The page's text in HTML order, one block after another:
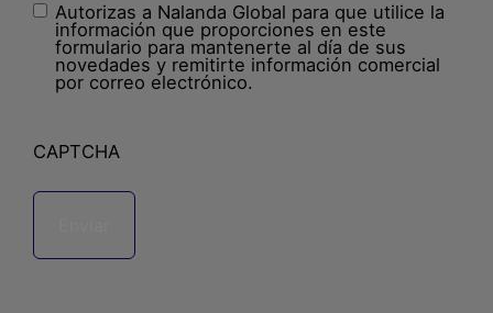
Sin
nombre(Obligatorio)
Autorizas a Nalanda Global para que utilice la
información que proporciones en este
formulario para mantenerte al día de sus
novedades y remitirte información comercial
por correo electrónico.
CAPTCHA